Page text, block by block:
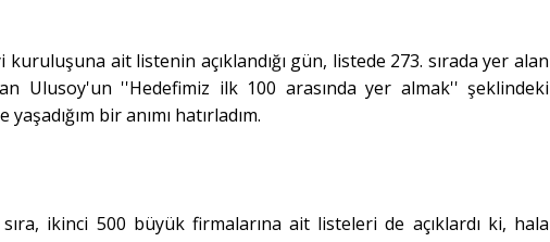
ait listenin açıklandığı gün, listede 273. sırada yer alan
Ulusoy'un ''Hedefimiz ilk 100 arasında yer almak'' şeklindeki
bir anımı hatırladım.
ikinci 500 büyük firmalarına ait listeleri de açıklardı ki, hala